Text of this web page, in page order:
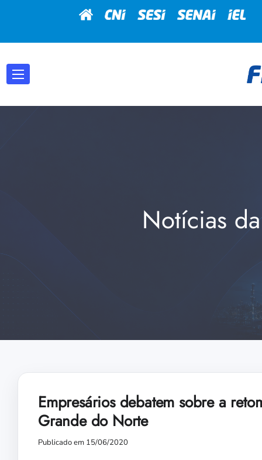
Notícias
Empresários debatem sobre a
Grande do Norte
Publicado em 15/06/2020